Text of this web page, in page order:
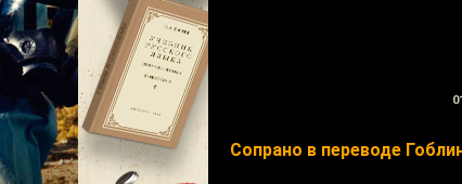
Сопрано в переводе